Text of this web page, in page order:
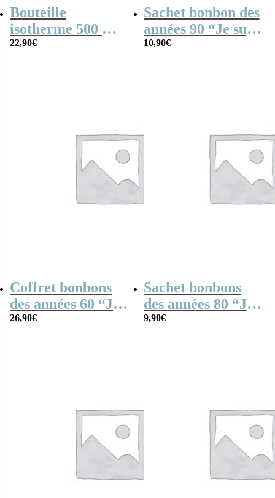
Bouteille
isotherme 500 ml
“Je suis un
22,90€
Sachet bonbon des
années 90 “Je suis
un entraîneur de
10,90€
Coffret bonbons
des années 60 “Je
suis une prof de
26,90€
Sachet bonbons
des années 80 “Je
suis un prof de
9,90€